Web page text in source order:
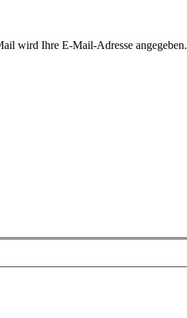
wird Ihre E-Mail-Adresse angegeben.